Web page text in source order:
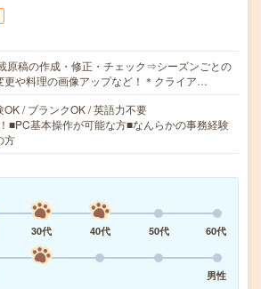
原稿の作成・修正・チェック⇒シーズンごとの
更や料理の画像アップなど！＊クライア…
OK / ブランクOK / 英語力不要
■PC基本操作が可能な方■なんらかの事務経験
方
30代 40代 50代
60代
男性